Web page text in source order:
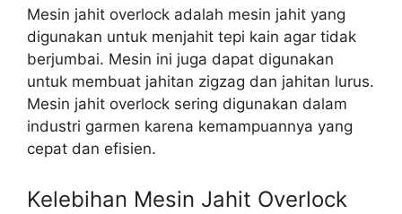
Mesin jahit overlock adalah mesin jahit yang
digunakan untuk menjahit tepi kain agar tidak
berjumbai. Mesin ini juga dapat digunakan
untuk membuat jahitan zigzag dan jahitan lurus.
Mesin jahit overlock sering digunakan dalam
industri garmen karena kemampuannya yang
cepat dan efisien.
Kelebihan Mesin Jahit Overlock